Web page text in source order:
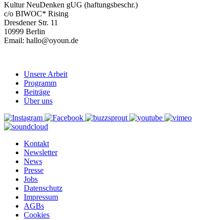
Kultur NeuDenken gUG (haftungsbeschr.)
c/o BIWOC* Rising
Dresdener Str. 11
10999 Berlin
Email: hallo@oyoun.de
Unsere Arbeit
Programm
Beiträge
Über uns
Kontakt
Newsletter
News
Presse
Jobs
Datenschutz
Impressum
AGBs
Cookies